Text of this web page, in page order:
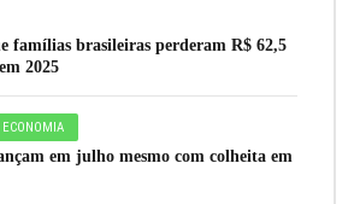
famílias brasileiras perderam R$ 62,5
2025
ECONOMIA
em julho mesmo com colheita em